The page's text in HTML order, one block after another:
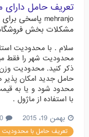
تعریف حامل
mehranjo پاسخی برای
مشکلات بخش
سلام . با محدودیت
محدودیت شهر را فقط
ذکر کنید. محدودیت
حامل جدید امکان
محدود شود و یا به
با استفاده از ماژول .
بهمن 19، 2015
تعریف حامل با